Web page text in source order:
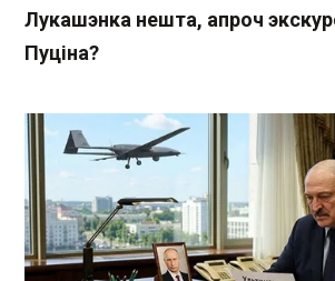
Лукашэнка нешта, апроч
Пуціна?